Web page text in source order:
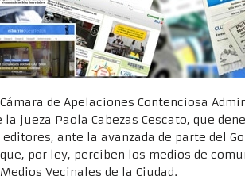
Cámara de Apelaciones Contenciosa
la jueza Paola Cabezas Cescato, que
ante la avanzada de parte del
por ley, perciben los medios de
Vecinales de la Ciudad.